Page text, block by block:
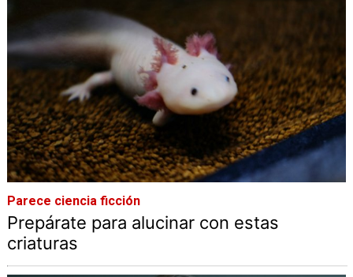
Parece ciencia ficción
Prepárate para alucinar con estas
criaturas